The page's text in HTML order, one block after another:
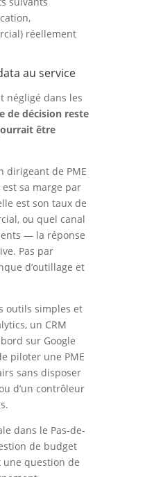
réellement
au service
négligé dans les
de décision reste
être
dirigeant de PME
sa marge par
est son taux de
ou quel canal
— la réponse
Pas par
d’outillage et
outils simples et
un CRM
sur Google
piloter une PME
sans disposer
d’un contrôleur
dans le Pas-de-
de budget
une question de